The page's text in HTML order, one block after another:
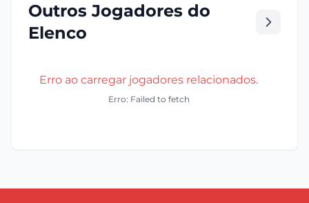
Outros Jogadores do
Elenco
Erro ao carregar jogadores relacionados.
Erro: Failed to fetch